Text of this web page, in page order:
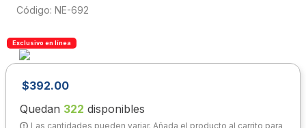
: NE-692
Exclusivo en línea
$392.00
Quedan 322 disponibles
Las cantidades pueden variar. Añada el producto al carrito para
5 .
colores
7.
escritorio
10
escolar